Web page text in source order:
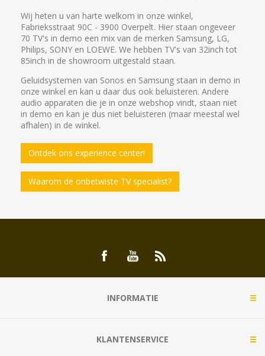
Wij heten u van harte welkom in onze winkel,
Fabrieksstraat 90C - 3900 Overpelt. Hier staan ongeveer
70 TV's in demo een mix van de merken Samsung, LG,
Philips, SONY en LOEWE. We hebben TV's van 32inch tot
85inch in de showroom uitgestald staan.
Geluidsystemen van Sonos en Samsung staan in demo in
onze winkel en kan u daar dus ook beluisteren. Andere
audio apparaten die je in onze webshop vindt, staan niet
in demo en kan je dus niet beluisteren (maar meestal wel
afhalen) in de winkel.
Ontdek ons experience center!
Waarom de onbetwiste TV specialist?
INFORMATIE
KLANTENSERVICE